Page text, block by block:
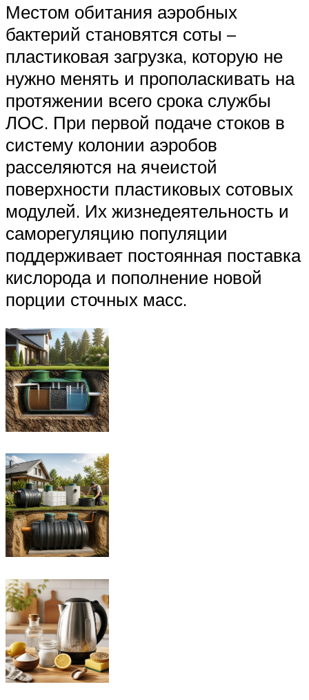
Местом обитания аэробных
бактерий становятся соты –
пластиковая загрузка, которую не
нужно менять и прополаскивать на
протяжении всего срока службы
ЛОС. При первой подаче стоков в
систему колонии аэробов
расселяются на ячеистой
поверхности пластиковых сотовых
модулей. Их жизнедеятельность и
саморегуляцию популяции
поддерживает постоянная поставка
кислорода и пополнение новой
порции сточных масс.